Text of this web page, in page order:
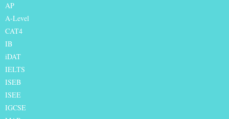
AP
A-Level
CAT4
IB
iDAT
IELTS
ISEB
ISEE
IGCSE